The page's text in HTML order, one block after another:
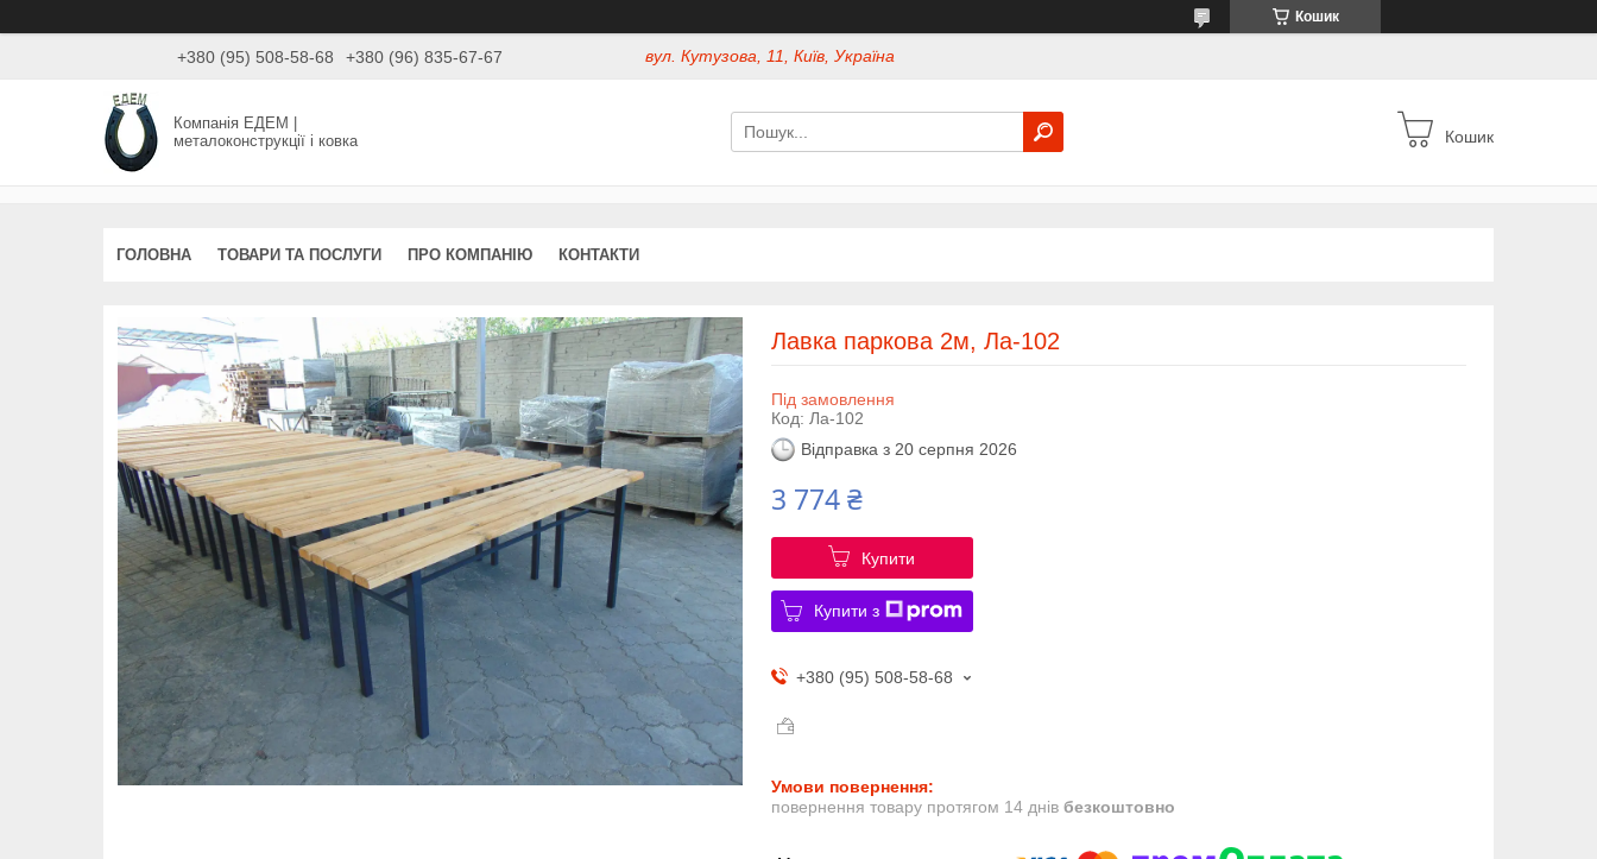
Кошик
+380 (95) 508-58-68 +380 (96) 835-67-67 вул. Кутузова, 11, Київ, Україна
Компанія ЕДЕМ |
металоконструкції і ковка
Кошик
ГОЛОВНА ТОВАРИ ТА ПОСЛУГИ ПРО КОМПАНІЮ КОНТАКТИ
Лавка паркова 2м, Ла-102
Під замовлення
Код: Ла-102
Відправка з 20 серпня 2026
3 774 ₴
Купити
Купити з
+380 (95) 508-58-68
повернення товару протягом 14 днів безкоштовно